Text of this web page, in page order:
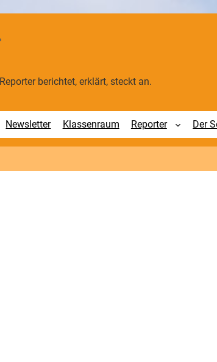
berichtet, erklärt, steckt an.
Newsletter Klassenraum Reporter Der